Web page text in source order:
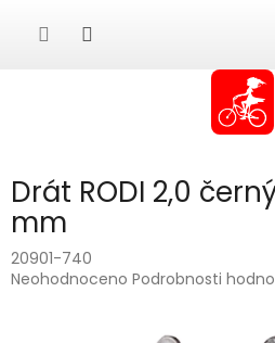
Drát RODI 2,0
mm
20901-740
Průměrné
Neohodnoceno Podrobnosti